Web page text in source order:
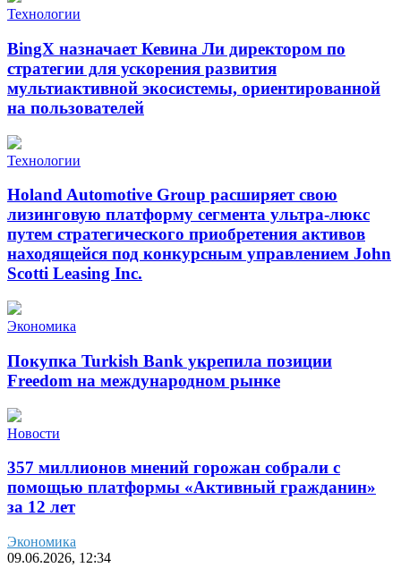
Технологии
BingX назначает Кевина Ли директором по
стратегии для ускорения развития
мультиактивной экосистемы, ориентированной
на пользователей
Технологии
Holand Automotive Group расширяет свою
лизинговую платформу сегмента ультра-люкс
путем стратегического приобретения активов
находящейся под конкурсным управлением John
Scotti Leasing Inc.
Экономика
Покупка Turkish Bank укрепила позиции
Freedom на международном рынке
Новости
357 миллионов мнений горожан собрали с
помощью платформы «Активный гражданин»
за 12 лет
Экономика
09.06.2026, 12:34